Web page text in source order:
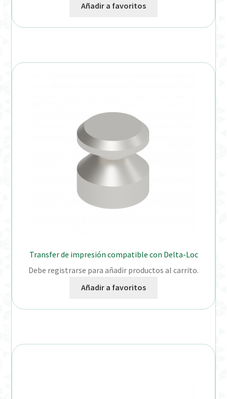
Añadir a favoritos
Transfer de impresión compatible con Delta-Loc
Debe registrarse para añadir productos al carrito.
Añadir a favoritos